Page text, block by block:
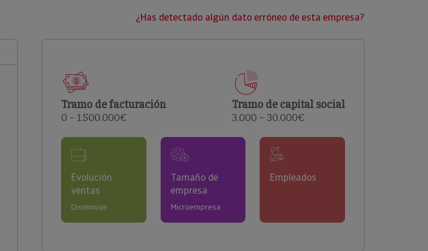
clientes.
¿Has detectado algún dato erróneo de esta empresa?
Tramo de facturación
0 – 1.500.000€
Tramo de capital social
3.000 – 30.000€
Evolución
ventas
Disminuye
Tamaño de
empresa
Microempresa
Empleados